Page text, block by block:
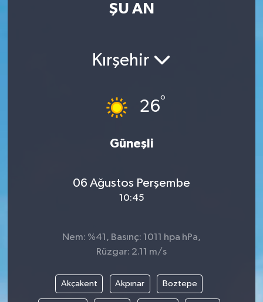
ŞU AN
Kırşehir
26°
Güneşli
06 Ağustos Perşembe
10:45
Nem: %41, Basınç: 1011 hpa hPa,
Rüzgar: 2.11 m/s
Akçakent Akpınar Boztepe